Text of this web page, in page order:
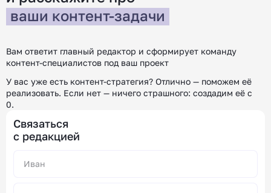
ваши контент-задачи
Вам ответит главный редактор и сформирует команду
контент-специалистов под ваш проект
У вас уже есть контент-стратегия? Отлично — поможем её
реализовать. Если нет — ничего страшного: создадим её с
0.
Связаться
с редакцией